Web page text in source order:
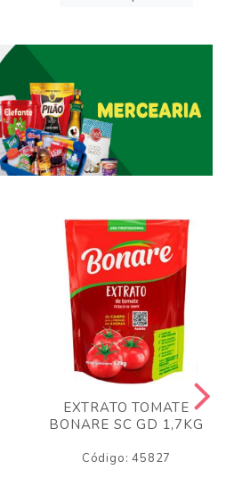
EXTRATO TOMATE
BONARE SC GD 1,7KG
Código: 45827